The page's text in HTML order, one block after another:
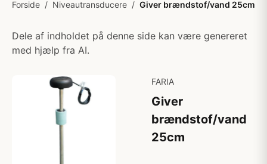
Forside / Niveautransducere / Giver brændstof/vand 25cm
Dele af indholdet på denne side kan være genereret
med hjælp fra AI.
FARIA
Giver
brændstof/vand
25cm